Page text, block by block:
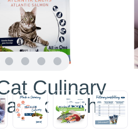
Culinary
Lachs